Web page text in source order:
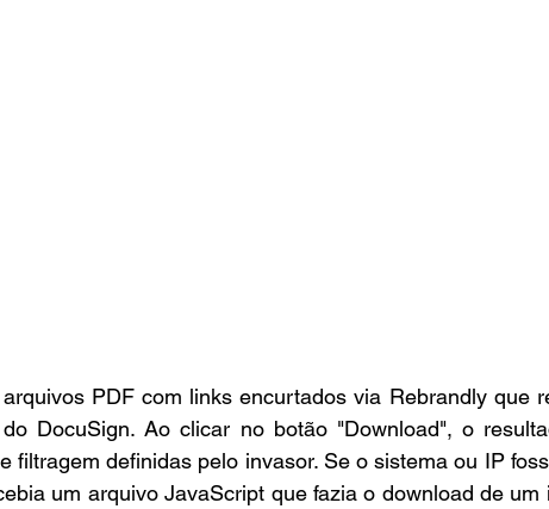
PDF com links encurtados via Rebrandly que
DocuSign. Ao clicar no botão "Download", o
filtragem definidas pelo invasor. Se o sistema ou IP
um arquivo JavaScript que fazia o download de um